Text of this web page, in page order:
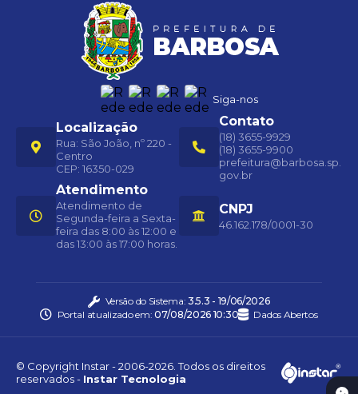
Siga-nos
Localização
Rua: São João, nº 220 -
Centro
CEP: 16350-029
Contato
(18) 3655-9929
(18) 3655-9900
prefeitura@barbosa.sp.
gov.br
Atendimento
Atendimento de
Segunda-feira a Sexta-
feira das 8:00 às 12:00 e
das 13:00 às 17:00 horas.
CNPJ
46.162.178/0001-30
Versão do Sistema: 3.5.3 - 19/06/2026
Portal atualizado em:07/08/2026 10:30 Dados Abertos
© Copyright Instar - 2006-2026. Todos os direitos
reservados - Instar Tecnologia